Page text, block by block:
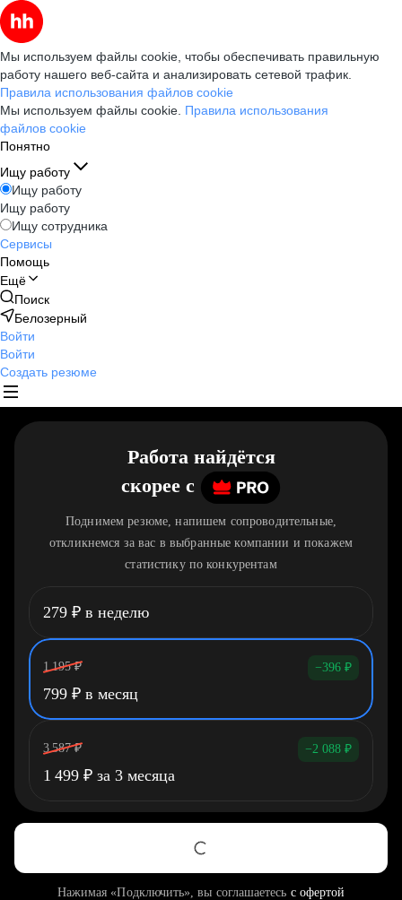
Мы используем файлы cookie, чтобы обеспечивать правильную
работу нашего веб-сайта и анализировать сетевой трафик.
Правила использования файлов cookie
Мы используем файлы cookie. Правила использования
файлов cookie
Понятно
Ищу работу
Ищу работу
Ищу работу
Ищу сотрудника
Сервисы
Помощь
Ещё
Поиск
Белозерный
Войти
Войти
Создать резюме
Работа найдётся
скорее c
Поднимем резюме, напишем сопроводительные,
откликнемся за вас в выбранные компании и покажем
статистику по конкурентам
279 ₽ в неделю
1 195 ₽ −396 ₽
799 ₽ в месяц
3 587 ₽ −2 088 ₽
1 499 ₽ за 3 месяца
Нажимая «Подключить», вы соглашаетесь с офертой